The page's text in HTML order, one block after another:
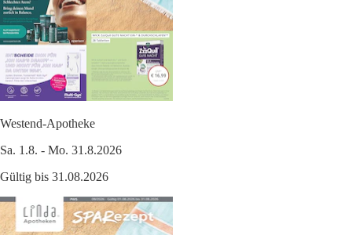
Westend-Apotheke
Sa. 1.8. - Mo. 31.8.2026
Gültig bis 31.08.2026